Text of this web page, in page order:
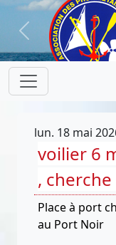
Previous
lun. 18 mai
voilier 6
,
Place à port
au Port Noir